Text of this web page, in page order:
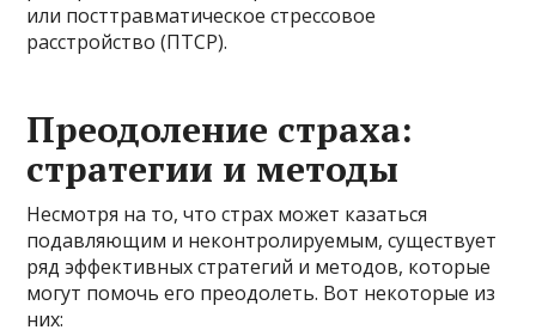
или посттравматическое стрессовое
расстройство (ПТСР).
Преодоление страха:
стратегии и методы
Несмотря на то, что страх может казаться
подавляющим и неконтролируемым, существует
ряд эффективных стратегий и методов, которые
могут помочь его преодолеть. Вот некоторые из
них: